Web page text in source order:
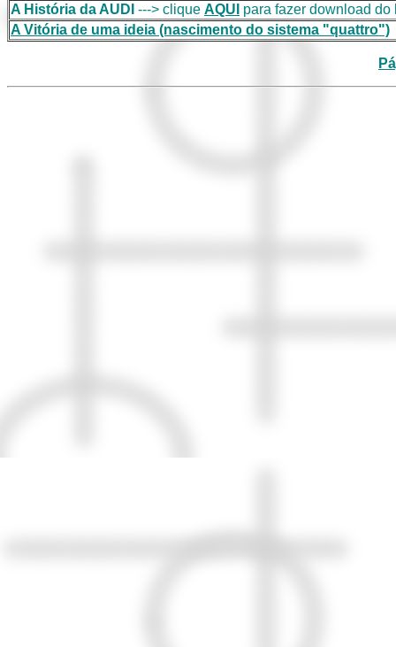
A História da AUDI ---> clique AQUI para fazer download do
A Vitória de uma ideia (nascimento do sistema "quattro")